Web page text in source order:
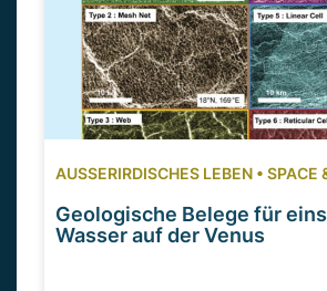
AUSSERIRDISCHES LEBEN • SPACE
Geologische Belege für
Wasser auf der Venus